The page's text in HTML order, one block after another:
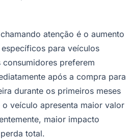
atenção é o aumento
para veículos
preferem
após a compra para
durante os primeiros meses
veículo apresenta maior valor
maior impacto
total.